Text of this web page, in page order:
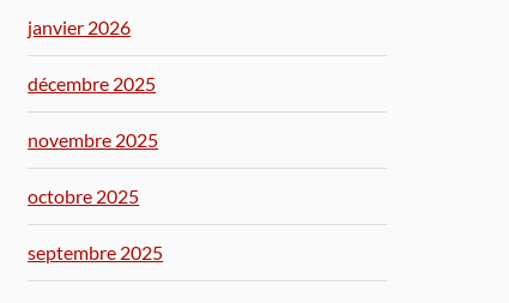
janvier 2026
décembre 2025
novembre 2025
octobre 2025
septembre 2025